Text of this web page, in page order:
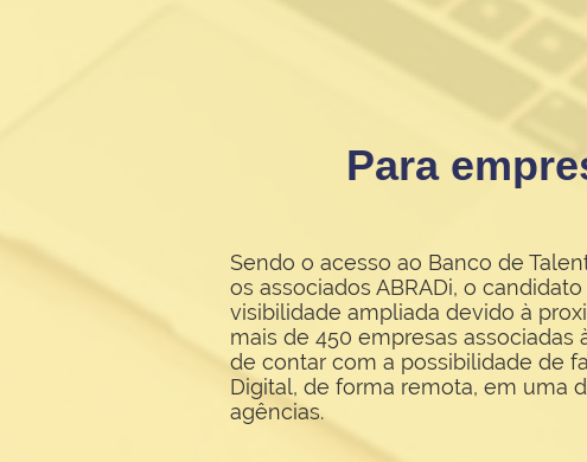
Para
Sendo o acesso ao Banco de
os associados ABRADi, o
visibilidade ampliada devido à
mais de 450 empresas associadas
de contar com a possibilidade de
Digital, de forma remota, em uma
agências.